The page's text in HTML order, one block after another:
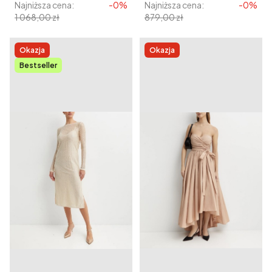
Najniższa cena:
1 068,00 zł
-0%
Najniższa cena:
879,00 zł
-0%
Okazja
Bestseller
Okazja